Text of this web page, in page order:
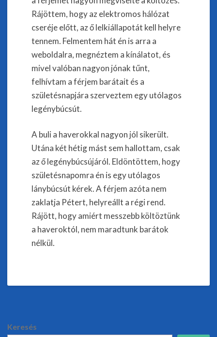
Rájöttem, hogy az elektromos hálózat
cseréje előtt, az ő lelkiállapotát kell helyre
tennem. Felmentem hát én is arra a
weboldalra, megnéztem a kínálatot, és
mivel valóban nagyon jónak tűnt,
felhívtam a férjem barátait és a
születésnapjára szerveztem egy utólagos
legénybúcsút.
A buli a haverokkal nagyon jól sikerült.
Utána két hétig mást sem hallottam, csak
az ő legénybúcsújáról. Eldöntöttem, hogy
születésnapomra én is egy utólagos
lánybúcsút kérek. A férjem azóta nem
zaklatja Pétert, helyreállt a régi rend.
Rájött, hogy amiért messzebb költöztünk
a haveroktól, nem maradtunk barátok
nélkül.
Keresés